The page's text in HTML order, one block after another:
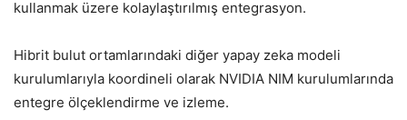
kullanmak üzere kolaylaştırılmış entegrasyon.
Hibrit bulut ortamlarındaki diğer yapay zeka modeli
kurulumlarıyla koordineli olarak NVIDIA NIM kurulumlarında
entegre ölçeklendirme ve izleme.